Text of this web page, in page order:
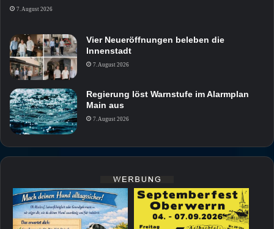
7. August 2026
Vier Neueröffnungen beleben die
Innenstadt
7. August 2026
Regierung löst Warnstufe im Alarmplan
Main aus
7. August 2026